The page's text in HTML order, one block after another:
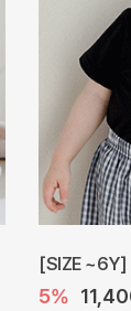
[SIZE ~6Y]
5%